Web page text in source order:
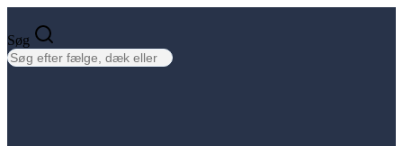
indhold
Søg